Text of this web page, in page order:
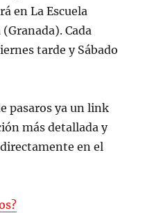
en La Escuela
Cada
tarde y Sábado
pasaros ya un link
más detallada y
en el